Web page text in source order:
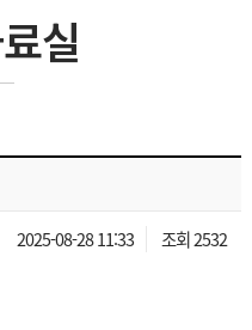
실
2025-08-28 11:33 조회 2532